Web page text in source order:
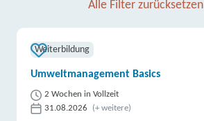
Alle Filter zurücksetzen
Weiterbildung
Umweltmanagement Basics
2 Wochen in Vollzeit
31.08.2026
(+ weitere)